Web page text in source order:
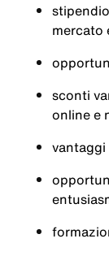
mercato
sconti
online e
vantaggi